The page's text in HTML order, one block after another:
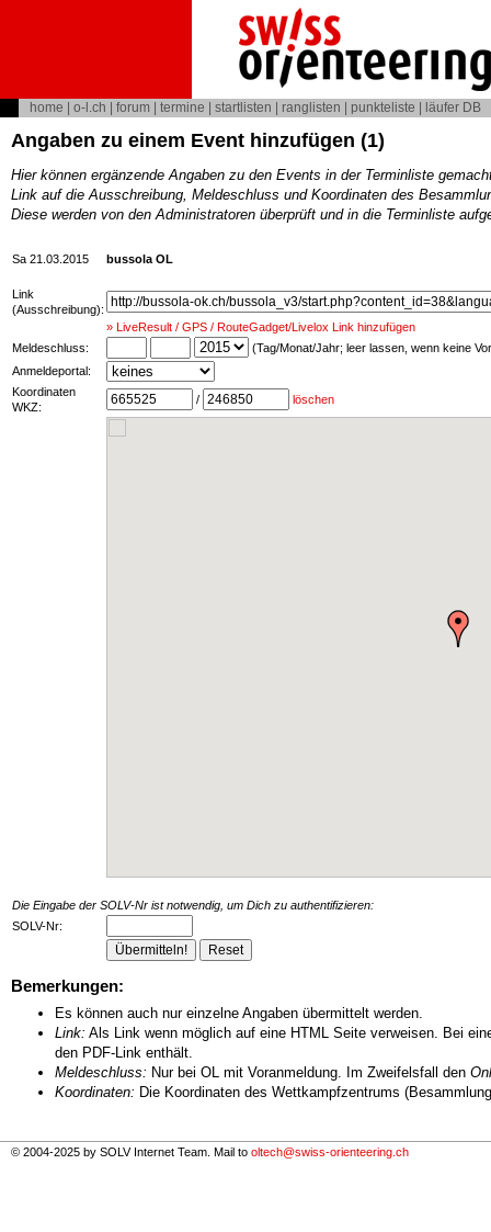
home o-l.ch forum termine startlisten ranglisten punkteliste läufer DB
Angaben zu einem Event hinzufügen (1)
Hier können ergänzende Angaben zu den Events in der Terminliste
Link auf die Ausschreibung, Meldeschluss und Koordinaten des
Diese werden von den Administratoren überprüft und in die Terminliste
Sa 21.03.2015 bussola OL
Link
(Ausschreibung):
» LiveResult / GPS / RouteGadget/Livelox Link hinzufügen
Meldeschluss:
(Tag/Monat/Jahr; leer lassen, wenn keine
Anmeldeportal:
Koordinaten
WKZ:
/ löschen
Die Eingabe der SOLV-Nr ist notwendig, um Dich zu authentifizieren:
SOLV-Nr:
Bemerkungen:
Es können auch nur einzelne Angaben übermittelt werden.
Link: Als Link wenn möglich auf eine HTML Seite verweisen. Bei
den PDF-Link enthält.
Meldeschluss: Nur bei OL mit Voranmeldung. Im Zweifelsfall den
Koordinaten: Die Koordinaten des Wettkampfzentrums
© 2004-2025 by SOLV Internet Team. Mail to oltech@swiss-orienteering.ch